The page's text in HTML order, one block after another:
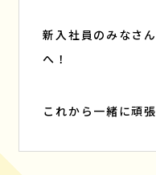
新入社員のみなさ
へ！
これから一緒に頑